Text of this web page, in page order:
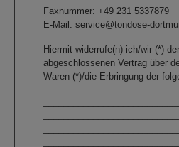
Faxnummer: +49 231 5337879
E-Mail: service@tondose-
Hiermit widerrufe(n) ich/wir (*)
abgeschlossenen Vertrag über
Waren (*)/die Erbringung der